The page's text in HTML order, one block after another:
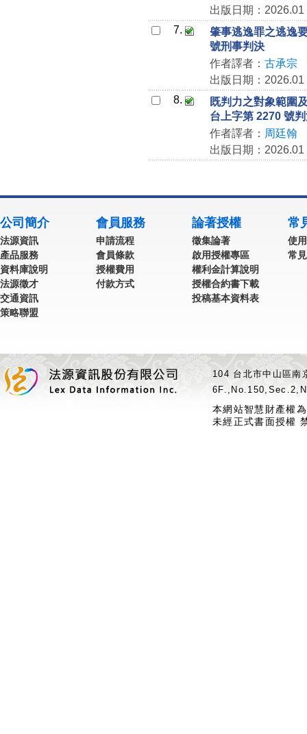
出版日期：2026.01
7.
肇事逃逸罪之逃逸
號刑事判決
作者譯者： 古承宗
出版日期：2026.01
8.
既判力之對象範圍
台上字第 2270 號
作者譯者： 周廷翰
出版日期：2026.01
公司簡介
法源資訊
產品服務
資料庫說明
法源徵才
交通資訊
策略聯盟
會員服務
申請流程
會員條款
授權費用
付款方式
論著授權
徵集論著
啟用授權專區
權利金計算說明
授權合約書下載
投稿基本資料表
常
使
常
104 台北市中山區
本網站智慧財產權
未經正式書面授權